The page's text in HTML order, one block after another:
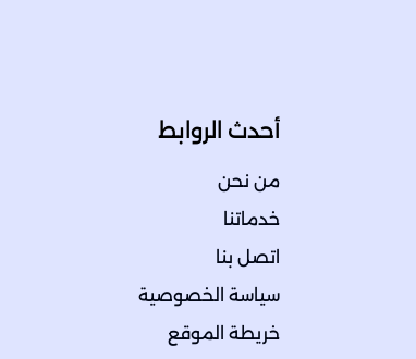
أحدث الروابط
من نحن
خدماتنا
اتصل بنا
سياسة الخصوصية
خريطة الموقع